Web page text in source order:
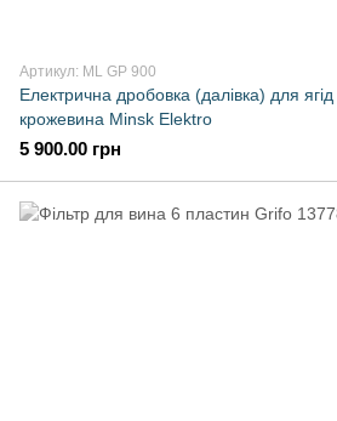
Артикул: ML GP 900
Електрична дробовка (далівка) для
крожевина Minsk Elektro
5 900.00 грн